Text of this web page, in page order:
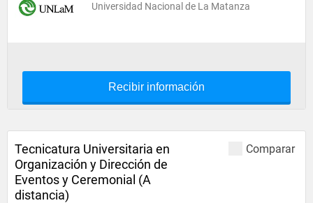
Universidad Nacional de La Matanza
Recibir información
Comparar
Tecnicatura Universitaria en
Organización y Dirección de
Eventos y Ceremonial (A
distancia)